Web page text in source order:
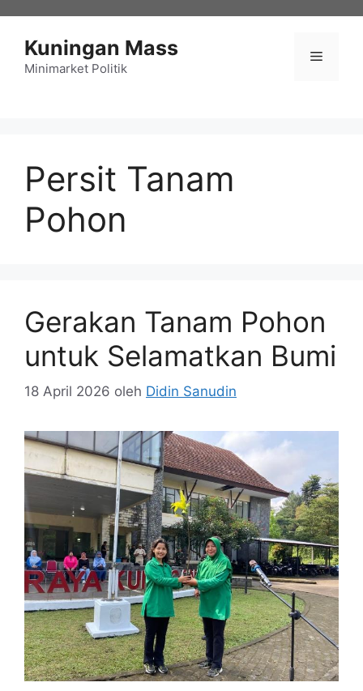
Kuningan Mass
Minimarket Politik
Menu
Persit Tanam
Pohon
Gerakan Tanam Pohon
untuk Selamatkan Bumi
18 April 2026 oleh Didin Sanudin